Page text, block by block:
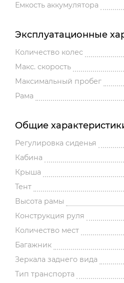
Емкость аккумулятора
Эксплуатационные
Количество колес
Макс. скорость
Максимальный пробег
Рама
Общие
Регулировка сиденья
Кабина
Крыша
Тент
Высота рамы
Конструкция руля
Количество мест
Багажник
Зеркала заднего вида
Тип транспорта